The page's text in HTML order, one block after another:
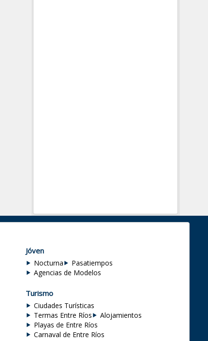
Jóven
Nocturna
Pasatiempos
Agencias de Modelos
Turismo
Ciudades Turísticas
Termas Entre Ríos
Alojamientos
Playas de Entre Ríos
Carnaval de Entre Ríos